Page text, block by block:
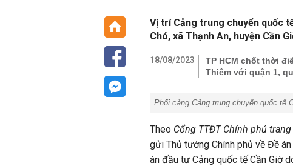
Vị trí Cảng trung chuyển quốc
Chó, xã Thạnh An, huyện Cần
18/08/2023
TP HCM chốt thời
Thiêm với quận 1,
Phối cảng Cảng trung chuyển quốc tế
Theo Cổng TTĐT Chính phủ
gửi Thủ tướng Chính phủ về Đề
án đầu tư Cảng quốc tế Cần Giờ